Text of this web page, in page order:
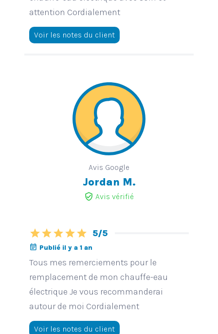
attention Cordialement
Voir les notes du client
Avis Google
Jordan M.
verified_user Avis vérifié
starstarstarstarstar 5/5
event_note Publié il y a 1 an
Tous mes remerciements pour le
remplacement de mon chauffe-eau
électrique Je vous recommanderai
autour de moi Cordialement
Voir les notes du client